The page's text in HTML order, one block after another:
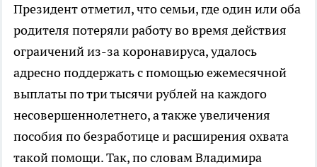
Президент отметил, что семьи, где один или оба
родителя потеряли работу во время действия
ограичений из-за коронавируса, удалось
адресно поддержать с помощью ежемесячной
выплаты по три тысячи рублей на каждого
несовершеннолетнего, а также увеличения
пособия по безработице и расширения охвата
такой помощи. Так, по словам Владимира